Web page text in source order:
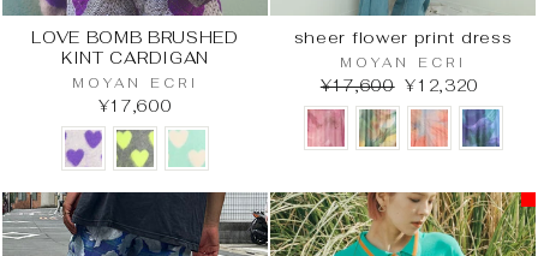
LOVE BOMB BRUSHED
KINT CARDIGAN
MOYAN ECRI
¥17,600
sheer flower print dress
MOYAN ECRI
¥17,600 ¥12,320